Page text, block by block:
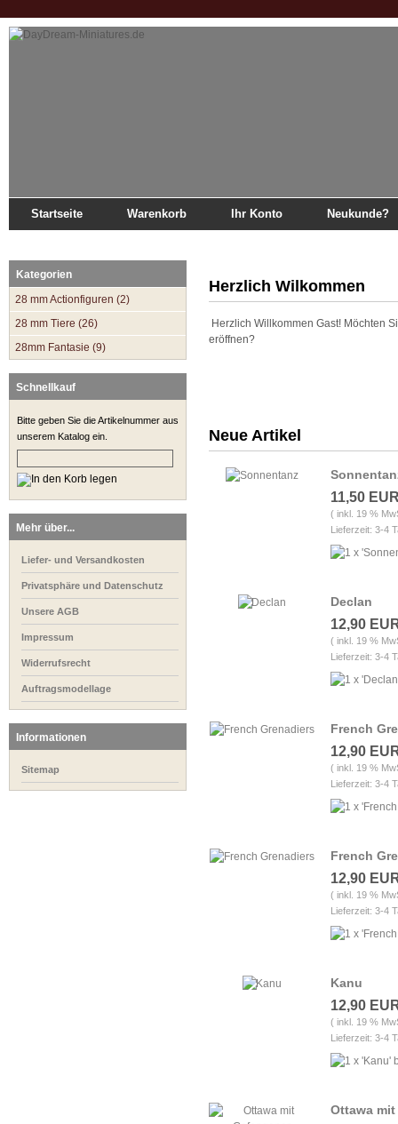
Startseite Warenkorb Ihr Konto Neukunde?
Kategorien
28 mm Actionfiguren (2)
28 mm Tiere (26)
28mm Fantasie (9)
Schnellkauf
Bitte geben Sie die Artikelnummer aus
unserem Katalog ein.
Mehr über...
Liefer- und Versandkosten
Privatsphäre und Datenschutz
Unsere AGB
Impressum
Widerrufsrecht
Auftragsmodellage
Informationen
Sitemap
Herzlich Wilkommen
Herzlich Willkommen Gast! Möchten
eröffnen?
Neue Artikel
11,50
( inkl. 19 %
Lieferzeit: 3-4
Declan
12,90
( inkl. 19 %
Lieferzeit: 3-4
French
12,90
( inkl. 19 %
Lieferzeit: 3-4
French
12,90
( inkl. 19 %
Lieferzeit: 3-4
Kanu
12,90
( inkl. 19 %
Lieferzeit: 3-4
Ottawa